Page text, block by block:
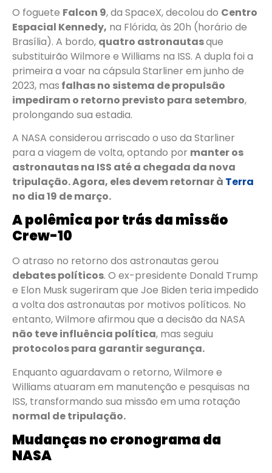
O foguete Falcon 9, da SpaceX, decolou do Centro
Espacial Kennedy, na Flórida, às 20h (horário de
Brasília). A bordo, quatro astronautasque
substituirão Wilmore e Williams na ISS. A dupla foi a
primeira a voar na cápsula Starliner em junho de
2023, mas falhas no sistema de propulsão
impediram o retorno previsto para setembro,
prolongando sua estadia.
A NASA considerou arriscado o uso da Starliner
para a viagem de volta, optando por manter os
astronautas na ISS até a chegada da nova
tripulação. Agora, eles devem retornar à Terra
no dia 19 de março.
A polêmica por trás da missão
Crew-10
O atraso no retorno dos astronautas gerou
debates políticos. O ex-presidente Donald Trump
e Elon Musk sugeriram que Joe Biden teria impedido
a volta dos astronautas por motivos políticos. No
entanto, Wilmore afirmou que a decisão da NASA
não teve influência política, mas seguiu
protocolos para garantir segurança.
Enquanto aguardavam o retorno, Wilmore e
Williams atuaram em manutenção e pesquisas na
ISS, transformando sua missão em uma rotação
normal de tripulação.
Mudanças no cronograma da
NASA